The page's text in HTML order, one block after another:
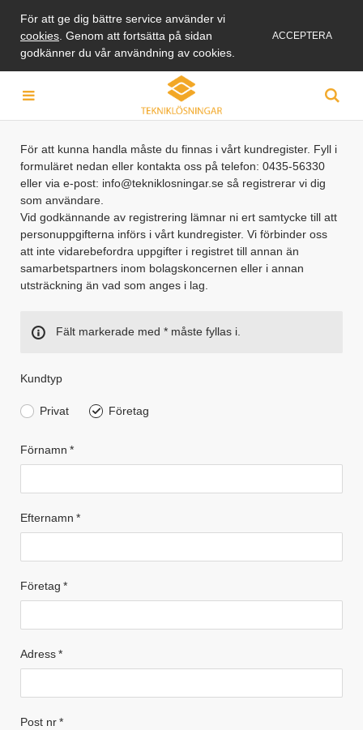
För att ge dig bättre service använder vi
cookies . Genom att fortsätta på sidan
godkänner du vår användning av cookies.
ACCEPTERA
För att kunna handla måste du finnas i vårt kundregister. Fyll i
formuläret nedan eller kontakta oss på telefon: 0435-56330
eller via e-post: info@tekniklosningar.se så registrerar vi dig
som användare.
Vid godkännande av registrering lämnar ni ert samtycke till att
personuppgifterna införs i vårt kundregister. Vi förbinder oss
att inte vidarebefordra uppgifter i registret till annan än
samarbetspartners inom bolagskoncernen eller i annan
utsträckning än vad som anges i lag.
Fält markerade med * måste fyllas i.
Kundtyp
Privat Företag
Förnamn *
Efternamn *
Företag *
Adress*
Post nr*